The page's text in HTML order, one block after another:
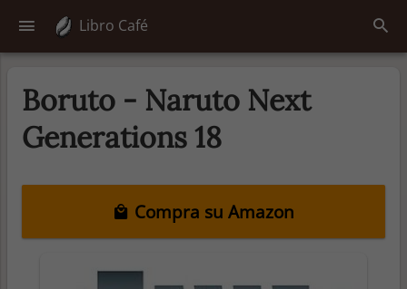
Libro Café
Boruto - Naruto Next
Generations 18
Compra su Amazon